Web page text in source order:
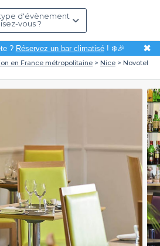
d'évènement
vous ?
? Réservez un bar climatisé! ❄️🎉 ✖
en France métropolitaine Nice
Novotel